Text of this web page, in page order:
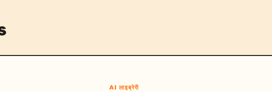
AI लाइब्रेरी